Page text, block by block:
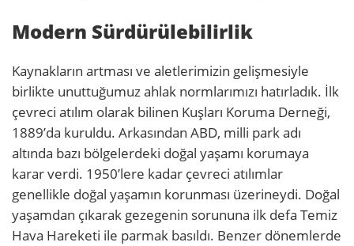
Modern Sürdürülebilirlik
Kaynakların artması ve aletlerimizin gelişmesiyle
birlikte unuttuğumuz ahlak normlarımızı hatırladık. İlk
çevreci atılım olarak bilinen Kuşları Koruma Derneği,
1889’da kuruldu. Arkasından ABD, milli park adı
altında bazı bölgelerdeki doğal yaşamı korumaya
karar verdi. 1950’lere kadar çevreci atılımlar
genellikle doğal yaşamın korunması üzerineydi. Doğal
yaşamdan çıkarak gezegenin sorununa ilk defa Temiz
Hava Hareketi ile parmak basıldı. Benzer dönemlerde